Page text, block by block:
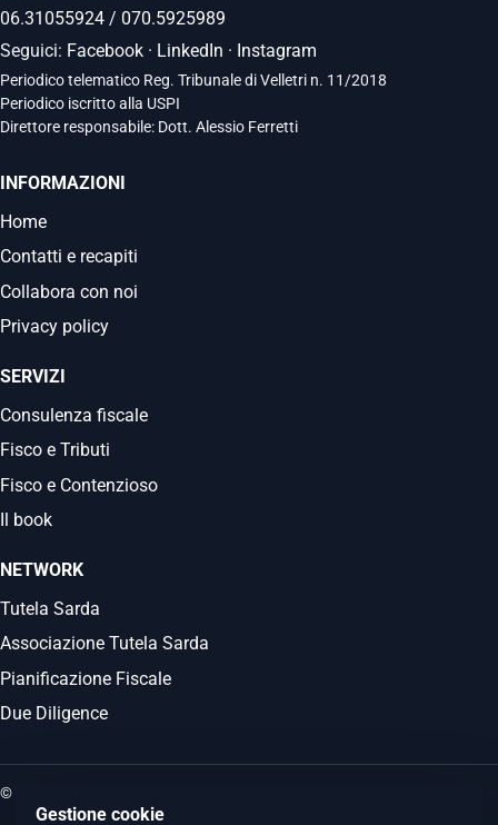
06.31055924 / 070.5925989
Seguici: Facebook · LinkedIn · Instagram
Periodico telematico Reg. Tribunale di Velletri n. 11/2018
Periodico iscritto alla USPI
Direttore responsabile: Dott. Alessio Ferretti
INFORMAZIONI
Home
Contatti e recapiti
Collabora con noi
Privacy policy
SERVIZI
Consulenza fiscale
Fisco e Tributi
Fisco e Contenzioso
Il book
NETWORK
Tutela Sarda
Associazione Tutela Sarda
Pianificazione Fiscale
Due Diligence
© 2026 Commercialista.it
Gestione cookie